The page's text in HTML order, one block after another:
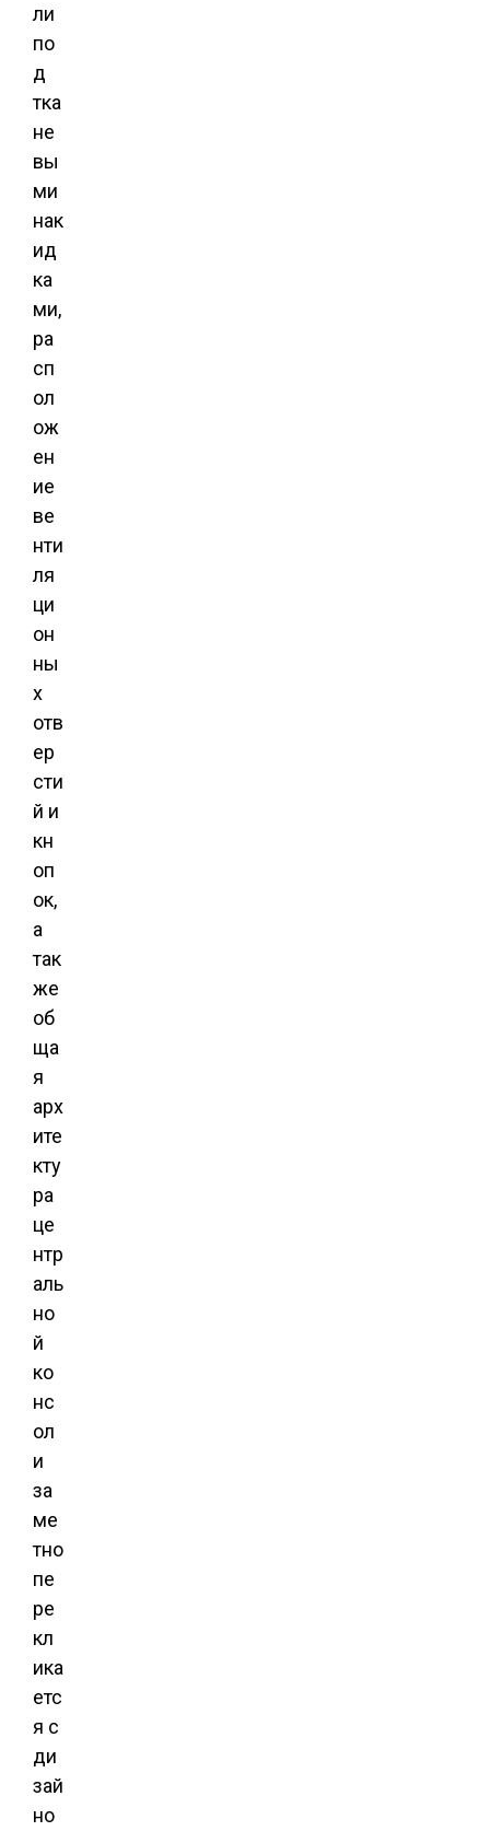
ли
по
д
тка
не
вы
ми
нак
ид
ка
ми,
ра
сп
ол
ож
ен
ие
ве
нти
ля
ци
он
ны
х
отв
ер
сти
й и
кн
оп
ок,
а
так
же
об
ща
я
арх
ите
кту
ра
це
нтр
аль
но
й
ко
нс
ол
и
за
ме
тно
пе
ре
кл
ика
етс
я с
ди
зай
но